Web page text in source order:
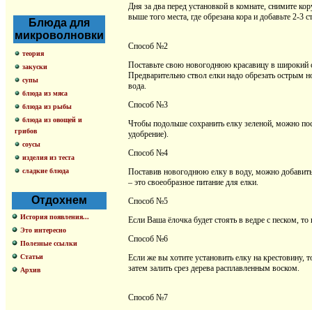
Блюда для
микроволновки
теория
закуски
супы
блюда из мяса
блюда из рыбы
блюда из овощей и
грибов
соусы
изделия из теста
сладкие блюда
Отдохнем
История появления...
Это интересно
Полезные ссылки
Статьи
Архив
Дня за два перед установкой в комнате, снимите
выше того места, где обрезана кора и добавьте 2-3
Способ №2
Поставьте свою новогоднюю красавицу в широкий
Предварительно ствол елки надо обрезать острым
вода.
Способ №3
Чтобы подольше сохранить елку зеленой, можно
удобрение).
Способ №4
Поставив новогоднюю елку в воду, можно
– это своеобразное питание для елки.
Способ №5
Если Ваша ёлочка будет стоять в ведре с песком,
Способ №6
Если же вы хотите установить елку на крестовину,
затем залить срез дерева расплавленным воском.
Способ №7